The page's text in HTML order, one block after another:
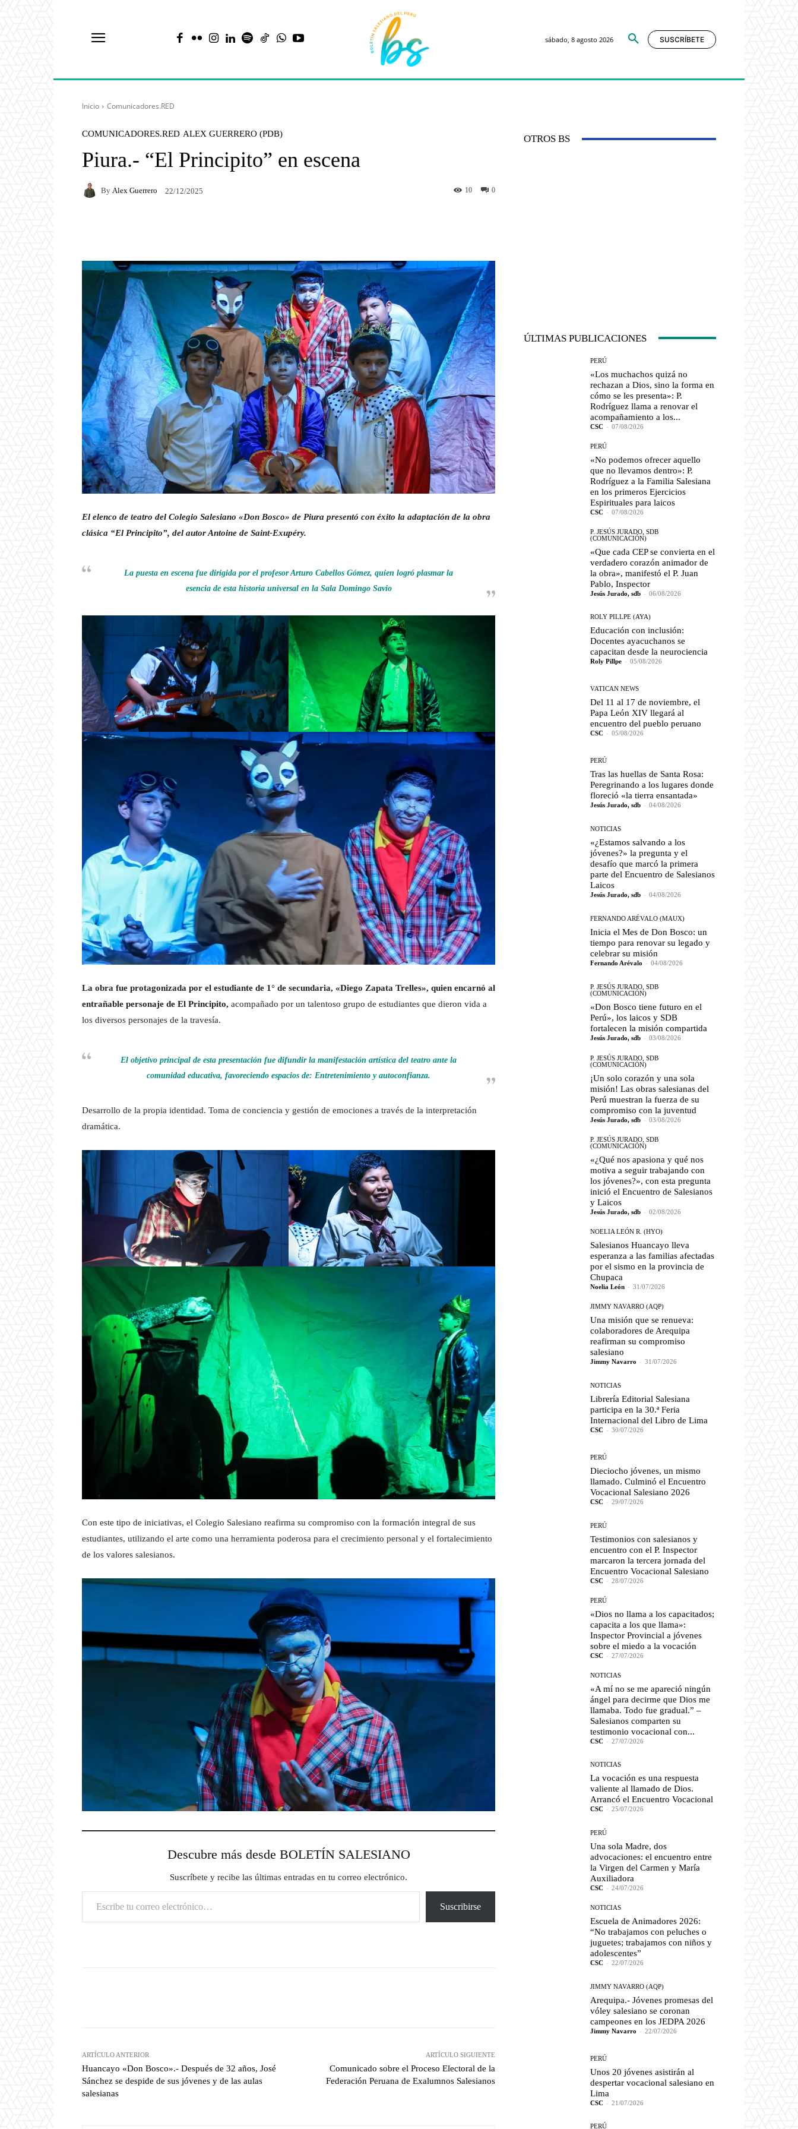
sábado, 8 agosto 2026 SUSCRÍBETE
Inicio Comunicadores.RED
COMUNICADORES.RED ALEX GUERRERO (PDB)
Piura.- “El Principito” en escena
By Alex Guerrero 22/12/2025 0
10
El elenco de teatro del Colegio Salesiano «Don Bosco» de Piura presentó con éxito la adaptación de la obra
clásica “El Principito”, del autor Antoine de Saint-Exupéry.
La puesta en escena fue dirigida por el profesor Arturo Cabellos Gómez, quien logró plasmar la
esencia de esta historia universal en la Sala Domingo Savio
La obra fue protagonizada por el estudiante de 1° de secundaria, «Diego Zapata Trelles», quien encarnó al
entrañable personaje de El Principito, acompañado por un talentoso grupo de estudiantes que dieron vida a
los diversos personajes de la travesía.
El objetivo principal de esta presentación fue difundir la manifestación artística del teatro ante la
comunidad educativa, favoreciendo espacios de: Entretenimiento y autoconfianza.
Desarrollo de la propia identidad. Toma de conciencia y gestión de emociones a través de la interpretación
dramática.
Con este tipo de iniciativas, el Colegio Salesiano reafirma su compromiso con la formación integral de sus
estudiantes, utilizando el arte como una herramienta poderosa para el crecimiento personal y el fortalecimiento
de los valores salesianos.
Descubre más desde BOLETÍN SALESIANO
Suscríbete y recibe las últimas entradas en tu correo electrónico.
Escribe tu correo electrónico…
Suscribirse
ARTÍCULO ANTERIOR
Huancayo «Don Bosco».- Después de 32 años, José
Sánchez se despide de sus jóvenes y de las aulas
salesianas
ARTÍCULO SIGUIENTE
Comunicado sobre el Proceso Electoral de la
Federación Peruana de Exalumnos Salesianos
OTROS BS
ÚLTIMAS PUBLICACIONES
PERÚ
«Los muchachos quizá no
rechazan a Dios, sino la forma en
cómo se les presenta»: P.
Rodríguez llama a renovar el
acompañamiento a los...
CSC - 07/08/2026
PERÚ
«No podemos ofrecer aquello
que no llevamos dentro»: P.
Rodríguez a la Familia Salesiana
en los primeros Ejercicios
Espirituales para laicos
CSC - 07/08/2026
P. JESÚS JURADO, SDB
(COMUNICACIÓN)
«Que cada CEP se convierta en el
verdadero corazón animador de
la obra», manifestó el P. Juan
Pablo, Inspector
Jesús Jurado, sdb - 06/08/2026
ROLY PILLPE (AYA)
Educación con inclusión:
Docentes ayacuchanos se
capacitan desde la neurociencia
Roly Pillpe - 05/08/2026
VATICAN NEWS
Del 11 al 17 de noviembre, el
Papa León XIV llegará al
encuentro del pueblo peruano
CSC - 05/08/2026
PERÚ
Tras las huellas de Santa Rosa:
Peregrinando a los lugares donde
floreció «la tierra ensantada»
Jesús Jurado, sdb - 04/08/2026
NOTICIAS
«¿Estamos salvando a los
jóvenes?» la pregunta y el
desafío que marcó la primera
parte del Encuentro de Salesianos
Laicos
Jesús Jurado, sdb - 04/08/2026
FERNANDO ARÉVALO (MAUX)
Inicia el Mes de Don Bosco: un
tiempo para renovar su legado y
celebrar su misión
Fernando Arévalo - 04/08/2026
P. JESÚS JURADO, SDB
(COMUNICACIÓN)
«Don Bosco tiene futuro en el
Perú», los laicos y SDB
fortalecen la misión compartida
Jesús Jurado, sdb - 03/08/2026
P. JESÚS JURADO, SDB
(COMUNICACIÓN)
¡Un solo corazón y una sola
misión! Las obras salesianas del
Perú muestran la fuerza de su
compromiso con la juventud
Jesús Jurado, sdb - 03/08/2026
P. JESÚS JURADO, SDB
(COMUNICACIÓN)
«¿Qué nos apasiona y qué nos
motiva a seguir trabajando con
los jóvenes?», con esta pregunta
inició el Encuentro de Salesianos
y Laicos
Jesús Jurado, sdb - 02/08/2026
NOELIA LEÓN R. (HYO)
Salesianos Huancayo lleva
esperanza a las familias afectadas
por el sismo en la provincia de
Chupaca
Noelia León - 31/07/2026
JIMMY NAVARRO (AQP)
Una misión que se renueva:
colaboradores de Arequipa
reafirman su compromiso
salesiano
Jimmy Navarro - 31/07/2026
NOTICIAS
Librería Editorial Salesiana
participa en la 30.ª Feria
Internacional del Libro de Lima
CSC - 30/07/2026
PERÚ
Dieciocho jóvenes, un mismo
llamado. Culminó el Encuentro
Vocacional Salesiano 2026
CSC - 29/07/2026
PERÚ
Testimonios con salesianos y
encuentro con el P. Inspector
marcaron la tercera jornada del
Encuentro Vocacional Salesiano
CSC - 28/07/2026
PERÚ
«Dios no llama a los capacitados;
capacita a los que llama»:
Inspector Provincial a jóvenes
sobre el miedo a la vocación
CSC - 27/07/2026
NOTICIAS
«A mí no se me apareció ningún
ángel para decirme que Dios me
llamaba. Todo fue gradual.” –
Salesianos comparten su
testimonio vocacional con...
CSC - 27/07/2026
NOTICIAS
La vocación es una respuesta
valiente al llamado de Dios.
Arrancó el Encuentro Vocacional
CSC - 25/07/2026
PERÚ
Una sola Madre, dos
advocaciones: el encuentro entre
la Virgen del Carmen y María
Auxiliadora
CSC - 24/07/2026
NOTICIAS
Escuela de Animadores 2026:
“No trabajamos con peluches o
juguetes; trabajamos con niños y
adolescentes”
CSC - 22/07/2026
JIMMY NAVARRO (AQP)
Arequipa.- Jóvenes promesas del
vóley salesiano se coronan
campeones en los JEDPA 2026
Jimmy Navarro - 22/07/2026
PERÚ
Unos 20 jóvenes asistirán al
despertar vocacional salesiano en
Lima
CSC - 21/07/2026
PERÚ